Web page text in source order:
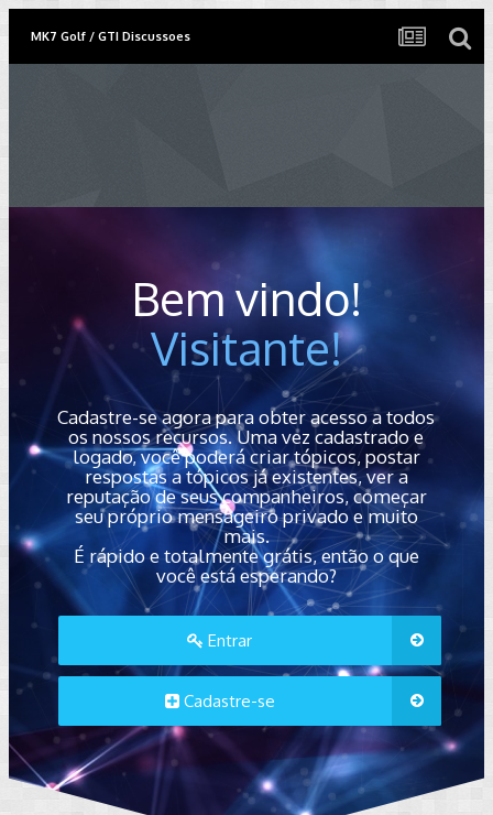
MK7 Golf / GTI Discussoes
Bem vindo!
Visitante!
Cadastre-se agora para obter acesso a todos
os nossos recursos. Uma vez cadastrado e
logado, você poderá criar tópicos, postar
respostas a tópicos já existentes, ver a
reputação de seus companheiros, começar
seu próprio mensageiro privado e muito
mais.
É rápido e totalmente grátis, então o que
você está esperando?
Entrar
Cadastre-se